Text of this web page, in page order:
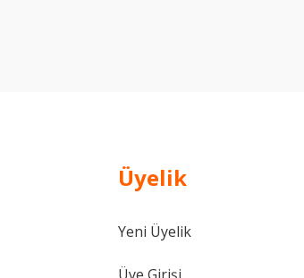
Üyelik
Yeni Üyelik